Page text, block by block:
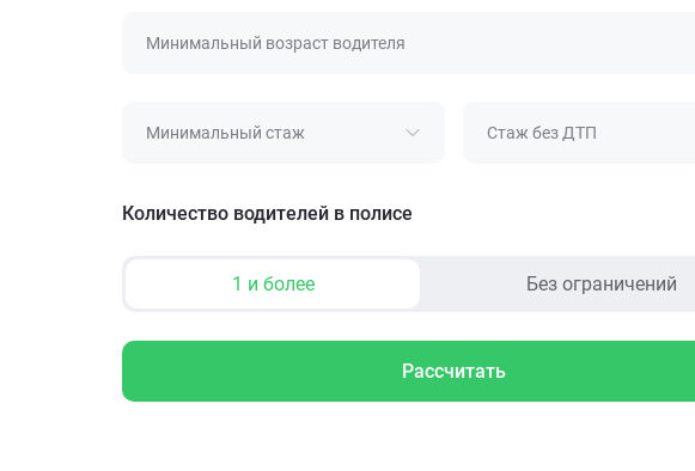
Минимальный возраст водителя
Минимальный стаж Стаж без ДТП
Количество водителей в полисе
1 и более Без ограничений
Рассчитать